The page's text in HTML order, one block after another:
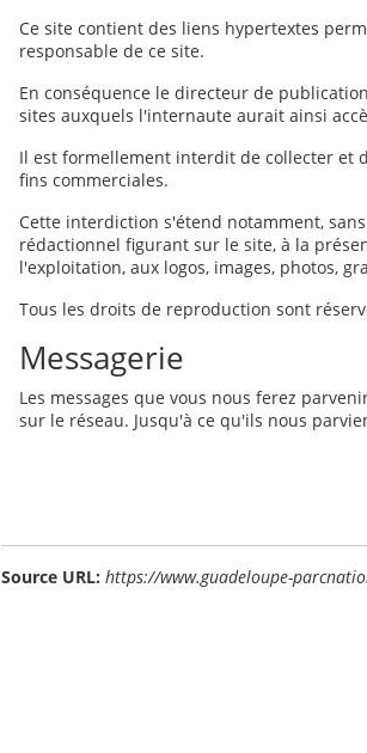
Ce site contient des liens hypertextes
responsable de ce site.
En conséquence le directeur de
sites auxquels l'internaute aurait ainsi
Il est formellement interdit de collecter et
fins commerciales.
Cette interdiction s'étend notamment,
rédactionnel figurant sur le site, à la
l'exploitation, aux logos, images, photos,
Tous les droits de reproduction sont
Messagerie
Les messages que vous nous ferez
sur le réseau. Jusqu'à ce qu'ils nous
Source URL: https://www.guadeloupe-